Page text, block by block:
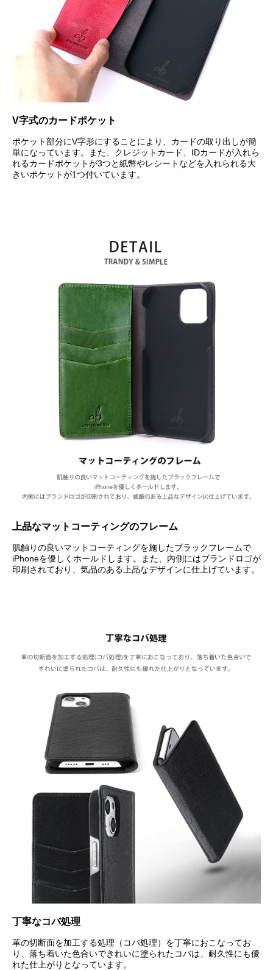
V字式のカードポケット
ポケット部分にV字形にすることにより、カードの取り出しが簡
単になっています。また、クレジットカード、IDカードが入れら
れるカードポケットが3つと紙幣やレシートなどを入れられる大
きいポケットが1つ付いています。
上品なマットコーティングのフレーム
肌触りの良いマットコーティングを施したブラックフレームで
iPhoneを優しくホールドします。また、内側にはブランドロゴが
印刷されており、気品のある上品なデザインに仕上げています。
丁寧なコバ処理
革の切断面を加工する処理（コバ処理）を丁寧におこなってお
り、落ち着いた色合いできれいに塗られたコバは、耐久性にも優
れた仕上がりとなっています。